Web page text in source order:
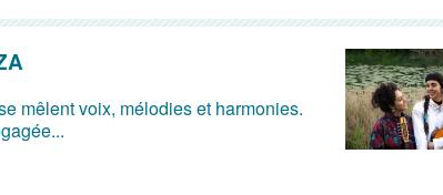
mêlent voix, mélodies et harmonies.